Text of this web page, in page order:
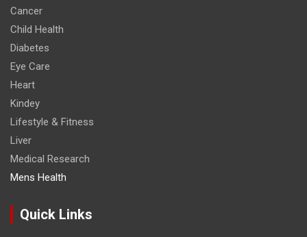
Cancer
Child Health
Diabetes
Eye Care
Heart
Kindey
Lifestyle & Fitness
Liver
Medical Research
Mens Health
Quick Links